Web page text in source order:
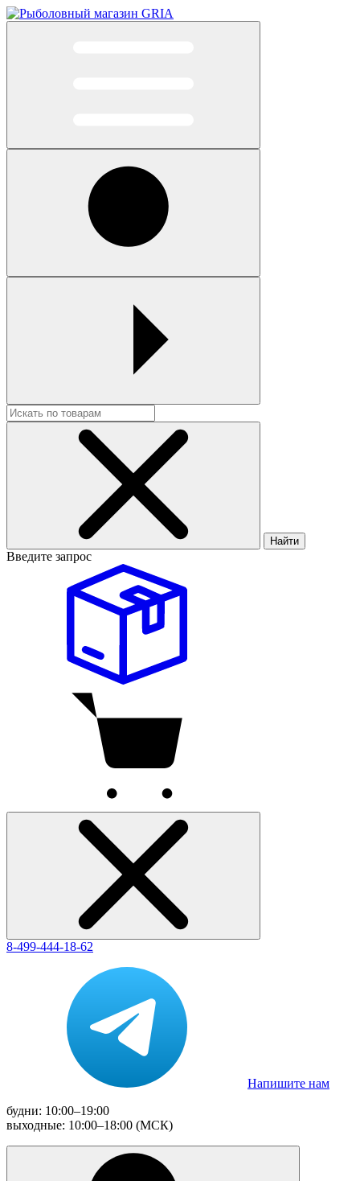
Найти
Введите запрос
8-499-444-18-62
Напишите нам
будни: 10:00–19:00
выходные: 10:00–18:00 (МСК)